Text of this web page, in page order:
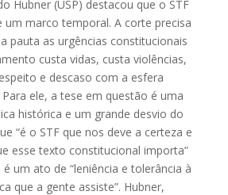
Hubner (USP) destacou que o STF
um marco temporal. A corte precisa
pauta as urgências constitucionais
custa vidas, custa violências,
e descaso com a esfera
Para ele, a tese em questão é uma
histórica e um grande desvio do
“é o STF que nos deve a certeza e
esse texto constitucional importa”
um ato de “leniência e tolerância à
que a gente assiste”. Hubner,